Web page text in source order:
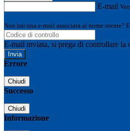
E-mail
Non hai una e-mail associata al nome utente?
E-mail inviata, si prega di controllare la
Errore
Chiudi
Successo
Chiudi
Informazione